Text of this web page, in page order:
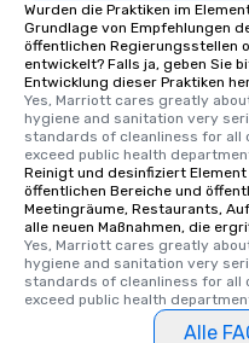
Wurden die Praktiken im
Grundlage von Empfehlungen
öffentlichen Regierungsstellen
entwickelt? Falls ja, geben Sie
Entwicklung dieser Praktiken
Yes, Marriott cares greatly
hygiene and sanitation very
standards of cleanliness for
exceed public health
Reinigt und desinfiziert
öffentlichen Bereiche und
Meetingräume, Restaurants,
alle neuen Maßnahmen, die
Yes, Marriott cares greatly
hygiene and sanitation very
standards of cleanliness for
exceed public health
Alle